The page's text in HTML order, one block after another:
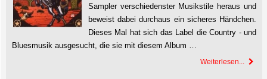
Sampler verschiedenster Musikstile heraus und
beweist dabei durchaus ein sicheres Händchen.
Dieses Mal hat sich das Label die Country - und
Bluesmusik ausgesucht, die sie mit diesem Album …
Weiterlesen...